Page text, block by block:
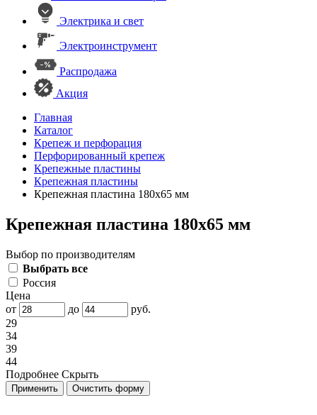
Электрика и свет
Электроинструмент
Распродажа
Акция
Главная
Каталог
Крепеж и перфорация
Перфорированный крепеж
Крепежные пластины
Крепежная пластины
Крепежная пластина 180х65 мм
Крепежная пластина 180х65 мм
Выбор по производителям
Выбрать все
Россия
Цена
от
до
руб.
29
34
39
44
Подробнее Скрыть